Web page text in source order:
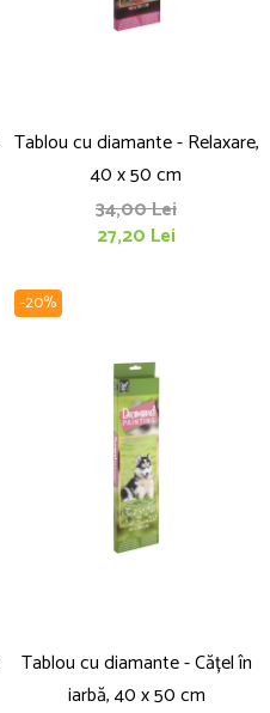
Tablou cu diamante - Relaxare,
40 x 50 cm
34,00 Lei
27,20 Lei
-20%
Tablou cu diamante - Cățel în
iarbă, 40 x 50 cm